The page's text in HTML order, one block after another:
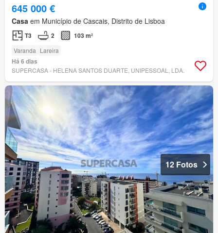
645 000 €
Casa em Município de Cascais, Distrito de Lisboa
T3 2 103 m²
Varanda Lareira
Há 6 dias
SUPERCASA - HELENA SANTOS DUARTE, UNIPESSOAL, LDA.
12 Fotos